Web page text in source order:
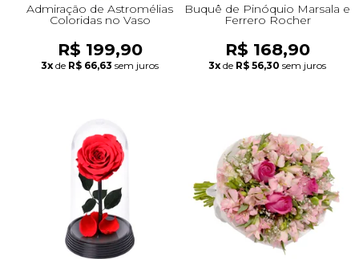
Admiração de Astromélias
Coloridas no Vaso
R$ 199,90
3x de R$ 66,63 sem juros
Buquê de Pinóquio Marsala e
Ferrero Rocher
R$ 168,90
3x de R$ 56,30 sem juros